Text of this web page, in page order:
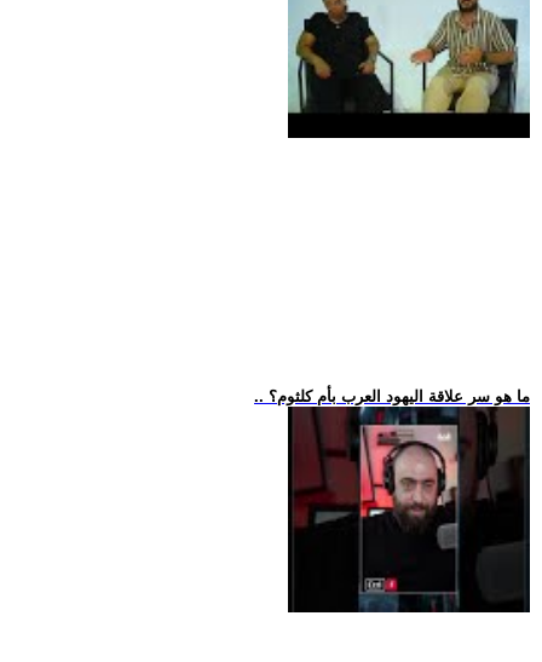
.. ما هو سر علاقة اليهود العرب بأم كلثوم؟